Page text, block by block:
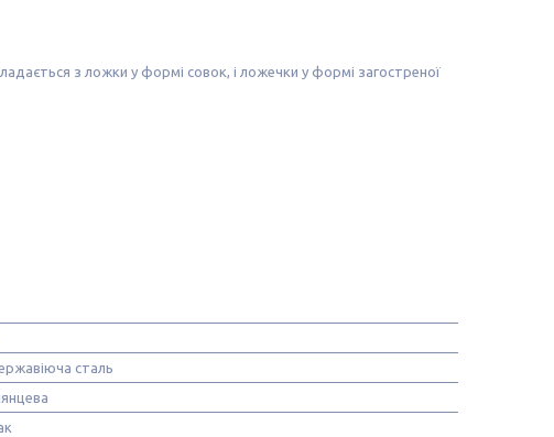
з ложки у формі совок, і ложечки у формі загостреної
сталь